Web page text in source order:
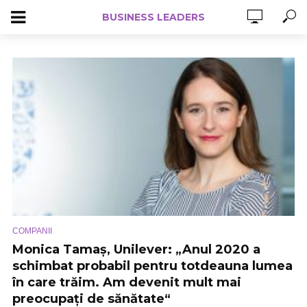
BUSINESS LEADERS
COMPANII
Monica Tamaș, Unilever: „Anul 2020 a
schimbat probabil pentru totdeauna lumea
în care trăim. Am devenit mult mai
preocupați de sănătate“